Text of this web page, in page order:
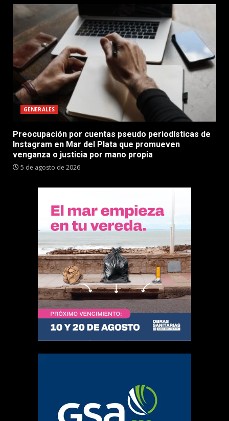
GENERALES
Preocupación por cuentas pseudo periodísticas de
Instagram en Mar del Plata que promueven
venganza o justicia por mano propia
5 de agosto de 2026